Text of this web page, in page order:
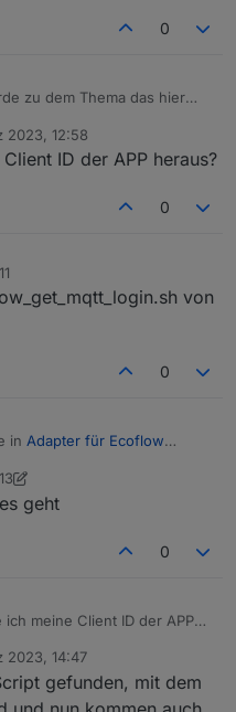
0
zu dem Thema das hier
bad username or
some changes. Auth/login
app uses it works
2023, 12:58
ID der APP heraus?
0
von
0
in Adapter für Ecoflow
Möglichkeit das in
geht
0
meine Client ID der APP
2023, 14:47
gefunden, mit dem